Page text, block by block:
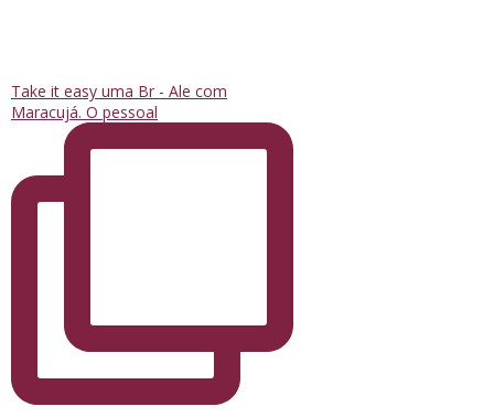
Take it easy uma Br - Ale com
Maracujá. O pessoal